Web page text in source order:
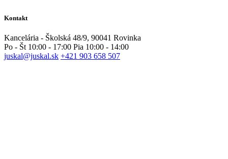
Kontakt
Kancelária - Školská 48/9, 90041 Rovinka
Po - Št 10:00 - 17:00 Pia 10:00 - 14:00
juskal@juskal.sk +421 903 658 507